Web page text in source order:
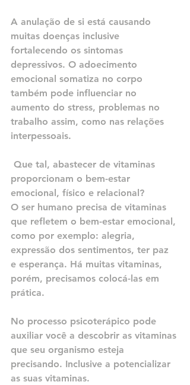
A anulação de si está causando
muitas doenças inclusive
fortalecendo os sintomas
depressivos. O adoecimento
emocional somatiza no corpo
também pode influenciar no
aumento do stress, problemas no
trabalho assim, como nas relações
interpessoais.
proporcionam o bem-estar
emocional, físico e relacional?
O ser humano precisa de vitaminas
que refletem o bem-estar emocional,
como por exemplo: alegria,
expressão dos sentimentos, ter paz
e esperança. Há muitas vitaminas,
porém, precisamos colocá-las em
prática.
No processo psicoterápico pode
auxiliar você a descobrir as vitaminas
que seu organismo esteja
precisando. Inclusive a potencializar
as suas vitaminas.